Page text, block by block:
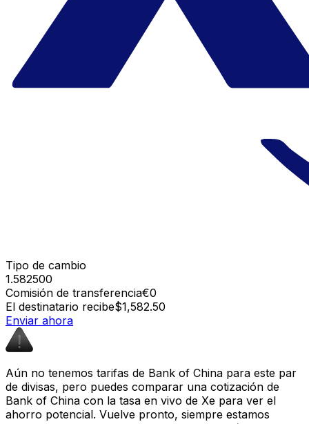
Tipo de cambio
1.582500
Comisión de transferencia€0
El destinatario recibe$1,582.50
Enviar ahora
Aún no tenemos tarifas de Bank of China para este par
de divisas, pero puedes comparar una cotización de
Bank of China con la tasa en vivo de Xe para ver el
ahorro potencial. Vuelve pronto, siempre estamos